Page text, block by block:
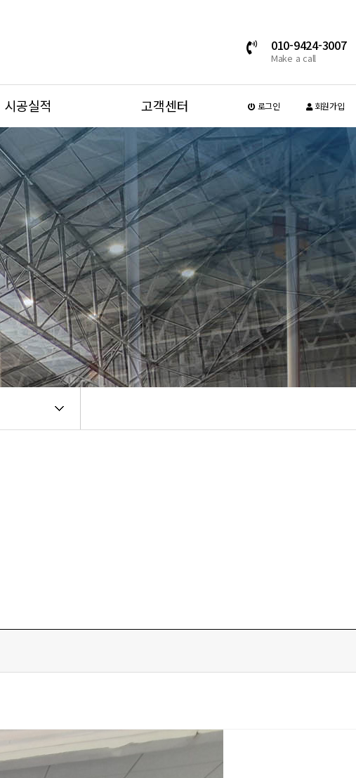
010-9424-3007
Make a call
시공실적 고객센터 로그인 회원가입